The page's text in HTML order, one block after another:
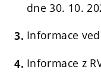
dne 30. 10.
Informace
Informace z